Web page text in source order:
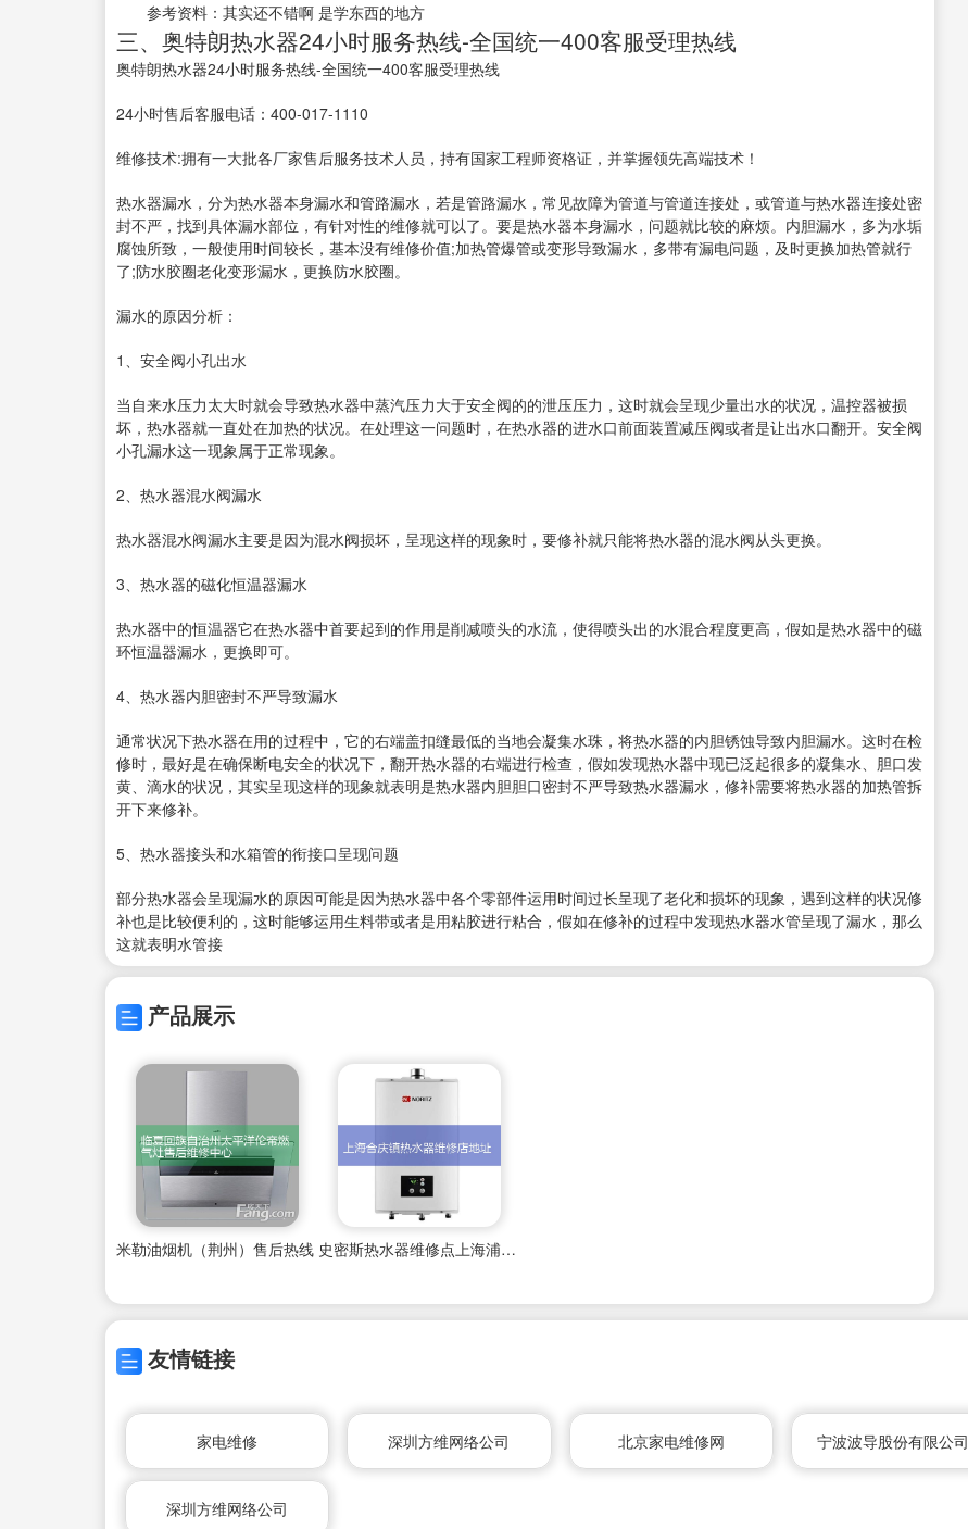
参考资料：其实还不错啊 是学东西的地方
三、奥特朗热水器24小时服务热线-全国统一400客服受理热线
奥特朗热水器24小时服务热线-全国统一400客服受理热线
24小时售后客服电话：400-017-1110
维修技术:拥有一大批各厂家售后服务技术人员，持有国家工程师资格证，并掌握领先高端技术！
热水器漏水，分为热水器本身漏水和管路漏水，若是管路漏水，常见故障为管道与管道连接处，或管道与热水器连接处密
封不严，找到具体漏水部位，有针对性的维修就可以了。要是热水器本身漏水，问题就比较的麻烦。内胆漏水，多为水垢
腐蚀所致，一般使用时间较长，基本没有维修价值;加热管爆管或变形导致漏水，多带有漏电问题，及时更换加热管就行
了;防水胶圈老化变形漏水，更换防水胶圈。
漏水的原因分析：
1、安全阀小孔出水
当自来水压力太大时就会导致热水器中蒸汽压力大于安全阀的的泄压压力，这时就会呈现少量出水的状况，温控器被损
坏，热水器就一直处在加热的状况。在处理这一问题时，在热水器的进水口前面装置减压阀或者是让出水口翻开。安全阀
小孔漏水这一现象属于正常现象。
2、热水器混水阀漏水
热水器混水阀漏水主要是因为混水阀损坏，呈现这样的现象时，要修补就只能将热水器的混水阀从头更换。
3、热水器的磁化恒温器漏水
热水器中的恒温器它在热水器中首要起到的作用是削减喷头的水流，使得喷头出的水混合程度更高，假如是热水器中的磁
环恒温器漏水，更换即可。
4、热水器内胆密封不严导致漏水
通常状况下热水器在用的过程中，它的右端盖扣缝最低的当地会凝集水珠，将热水器的内胆锈蚀导致内胆漏水。这时在检
修时，最好是在确保断电安全的状况下，翻开热水器的右端进行检查，假如发现热水器中现已泛起很多的凝集水、胆口发
黄、滴水的状况，其实呈现这样的现象就表明是热水器内胆胆口密封不严导致热水器漏水，修补需要将热水器的加热管拆
开下来修补。
5、热水器接头和水箱管的衔接口呈现问题
部分热水器会呈现漏水的原因可能是因为热水器中各个零部件运用时间过长呈现了老化和损坏的现象，遇到这样的状况修
补也是比较便利的，这时能够运用生料带或者是用粘胶进行粘合，假如在修补的过程中发现热水器水管呈现了漏水，那么
这就表明水管接
产品展示
米勒油烟机（荆州）售后热线 史密斯热水器维修点上海浦东地址
友情链接
家电维修 深圳方维网络公司 北京家电维修网 宁波波导股份有限公司
深圳方维网络公司